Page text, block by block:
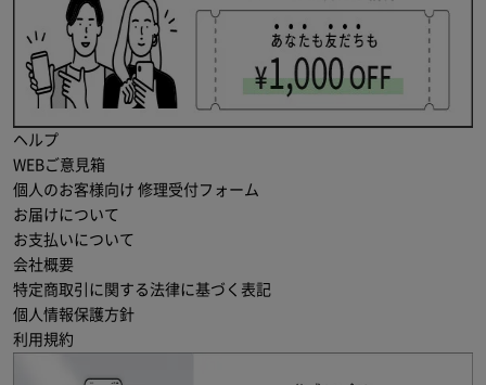
ヘルプ
WEBご意見箱
個人のお客様向け 修理受付フォーム
お届けについて
お支払いについて
会社概要
特定商取引に関する法律に基づく表記
個人情報保護方針
利用規約